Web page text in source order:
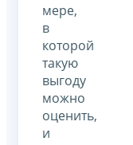
мере,
в
которой
такую
выгоду
можно
оценить,
и